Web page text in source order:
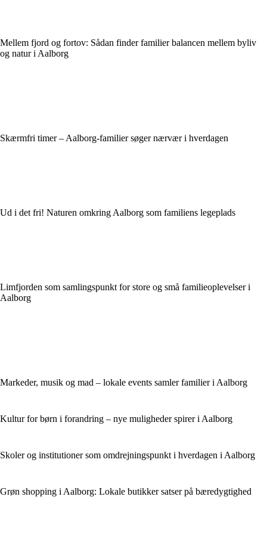
Mellem fjord og fortov: Sådan finder familier balancen mellem byliv
og natur i Aalborg
Skærmfri timer – Aalborg-familier søger nærvær i hverdagen
Ud i det fri! Naturen omkring Aalborg som familiens legeplads
Limfjorden som samlingspunkt for store og små familieoplevelser i
Aalborg
Markeder, musik og mad – lokale events samler familier i Aalborg
Kultur for børn i forandring – nye muligheder spirer i Aalborg
Skoler og institutioner som omdrejningspunkt i hverdagen i Aalborg
Grøn shopping i Aalborg: Lokale butikker satser på bæredygtighed